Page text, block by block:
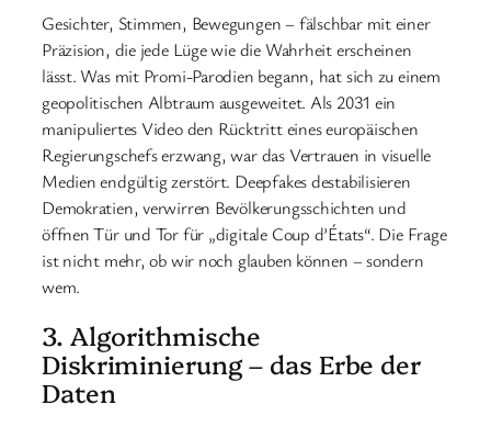
Gesichter, Stimmen, Bewegungen – fälschbar mit einer
Präzision, die jede Lüge wie die Wahrheit erscheinen
lässt. Was mit Promi-Parodien begann, hat sich zu einem
geopolitischen Albtraum ausgeweitet. Als 2031 ein
manipuliertes Video den Rücktritt eines europäischen
Regierungschefs erzwang, war das Vertrauen in visuelle
Medien endgültig zerstört. Deepfakes destabilisieren
Demokratien, verwirren Bevölkerungsschichten und
öffnen Tür und Tor für „digitale Coup d’États“. Die Frage
ist nicht mehr, ob wir noch glauben können – sondern
wem.
3. Algorithmische
Diskriminierung – das Erbe der
Daten